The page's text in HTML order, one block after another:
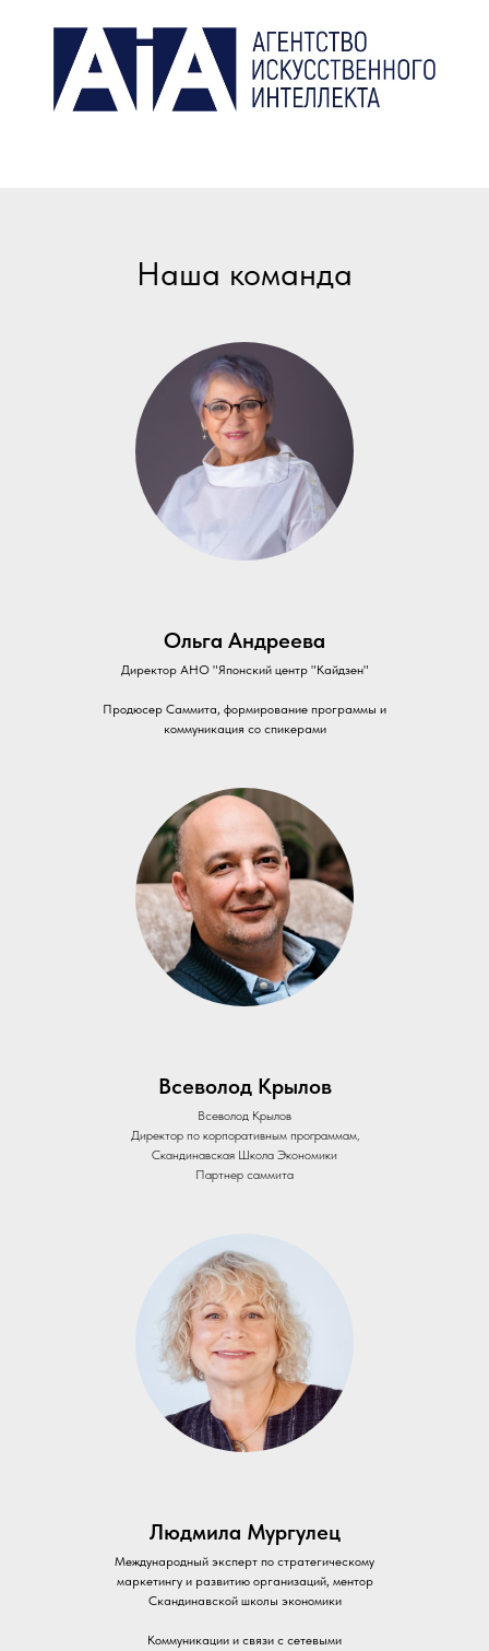
Наша команда
Ольга Андреева
Директор АНО "Японский центр "Кайдзен"
Продюсер Саммита, формирование программы и
коммуникация со спикерами
Всеволод Крылов
Всеволод Крылов
Директор по корпоративным программам,
Скандинавская Школа Экономики
Партнер саммита
Людмила Мургулец
Международный эксперт по стратегическому
маркетингу и развитию организаций, ментор
Скандинавской школы экономики
Коммуникации и связи с сетевыми